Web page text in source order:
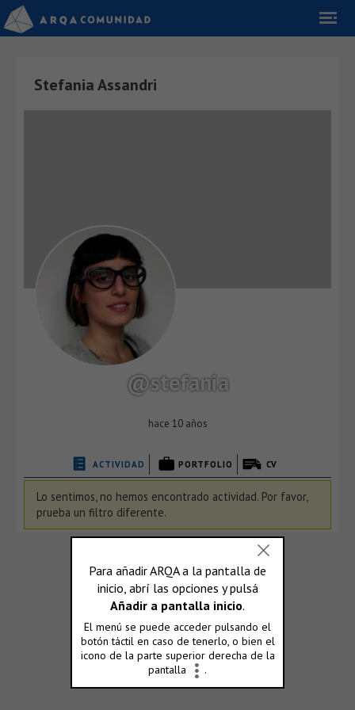
Stefania Assandri
@stefania
hace 10 años
ACTIVIDAD PORTFOLIO CV
Lo sentimos, no hemos encontrado actividad. Por favor,
prueba un filtro diferente.